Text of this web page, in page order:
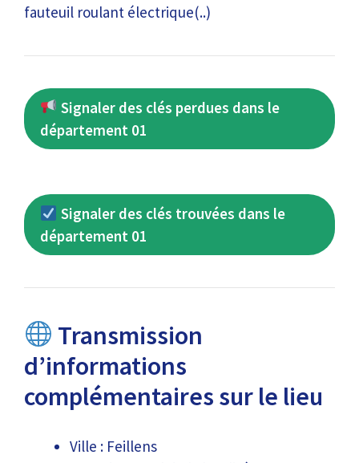
fauteuil roulant électrique(..)
Signaler des clés perdues dans le
département 01
Signaler des clés trouvées dans le
département 01
Transmission
d’informations
complémentaires sur le lieu
Ville : Feillens